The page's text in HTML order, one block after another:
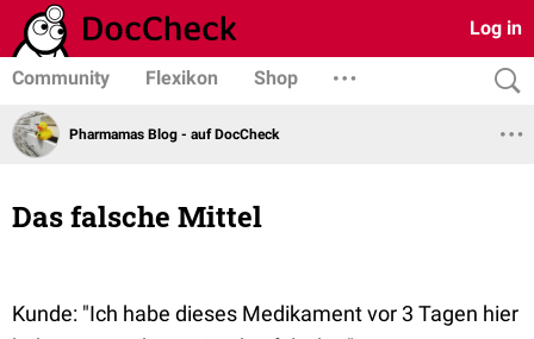
Log in
Community Flexikon Shop
Pharmamas Blog - auf DocCheck
Das falsche Mittel
Kunde: "Ich habe dieses Medikament vor 3 Tagen hier